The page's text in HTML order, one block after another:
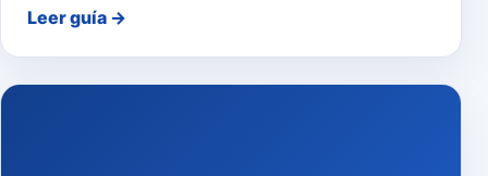
Leer guía →